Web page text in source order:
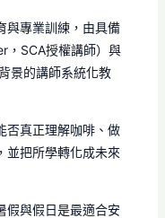
與專業訓練，由具備
，SCA授權講師）與
景的講師系統化教
否真正理解咖啡、做
並把所學轉化成未來
假與假日是最適合安